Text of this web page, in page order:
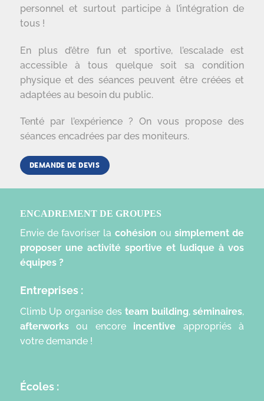
personnel et surtout participe à l’intégration de
tous !
En plus d’être fun et sportive, l’escalade est
accessible à tous quelque soit sa condition
physique et des séances peuvent être créées et
adaptées au besoin du public.
Tenté par l’expérience ? On vous propose des
séances encadrées par des moniteurs.
DEMANDE DE DEVIS
ENCADREMENT DE GROUPES
Envie de favoriser la cohésion ou simplement de
proposer une activité sportive et ludique à vos
équipes ?
Entreprises :
Climb Up organise des team building,séminaires,
afterworksou encore incentive appropriés à
votre demande !
Écoles :